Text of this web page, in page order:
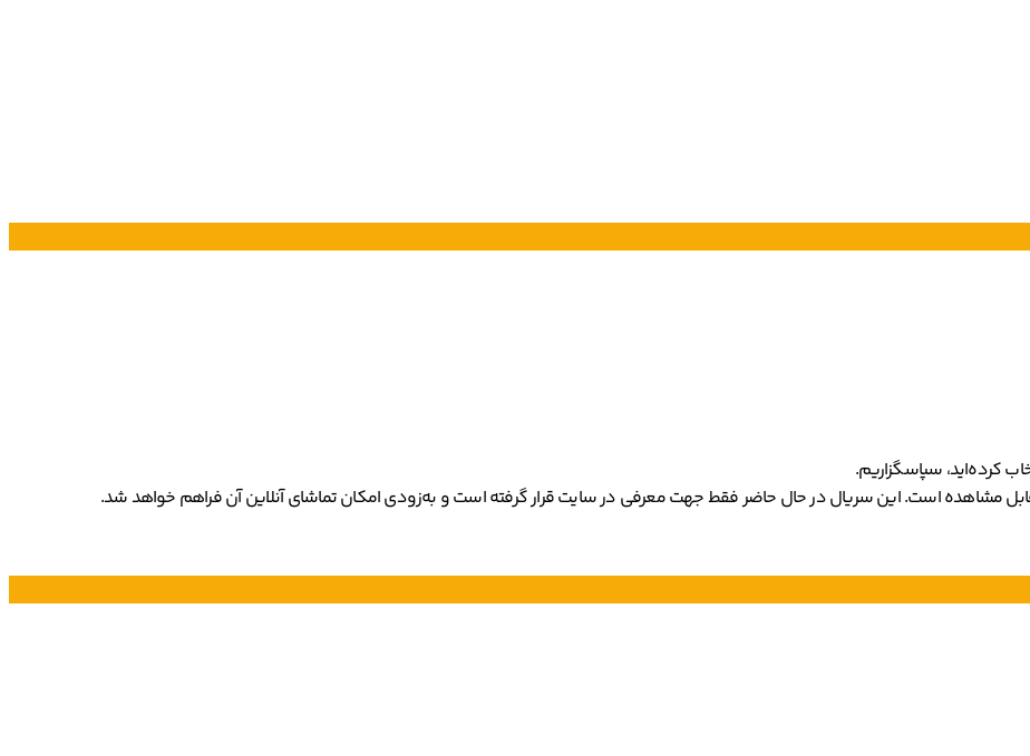
کرده‌اید، سپاسگزاریم.
مشاهده است. این سریال در حال حاضر فقط جهت معرفی در سایت قرار گرفته است و به‌زودی امکان تماشای آنلاین آن فراهم خواهد شد.